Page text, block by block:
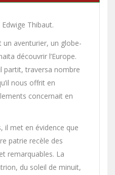
Thibaut.
aventurier, un globe-
découvrir l’Europe.
partit, traversa nombre
nous offrit en
concernait en
il met en évidence que
patrie recèle des
remarquables. La
du soleil de minuit,